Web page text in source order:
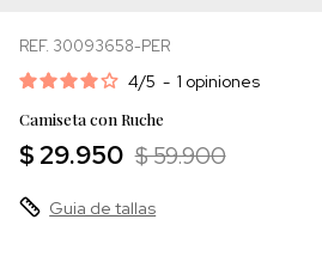
REF. 30093658-PER
4/5 - 1 opiniones
Camiseta con Ruche
$ 29.950 $ 59.900
Guia de tallas